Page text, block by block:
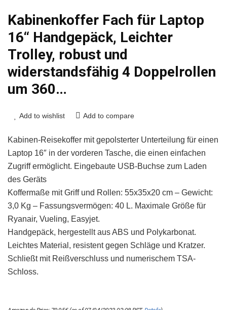
Kabinenkoffer Fach für Laptop
16‘‘ Handgepäck, Leichter
Trolley, robust und
widerstandsfähig 4 Doppelrollen
um 360…
Add to wishlist Add to compare
Kabinen-Reisekoffer mit gepolsterter Unterteilung für einen
Laptop 16″ in der vorderen Tasche, die einen einfachen
Zugriff ermöglicht. Eingebaute USB-Buchse zum Laden
des Geräts
Koffermaße mit Griff und Rollen: 55x35x20 cm – Gewicht:
3,0 Kg – Fassungsvermögen: 40 L. Maximale Größe für
Ryanair, Vueling, Easyjet.
Handgepäck, hergestellt aus ABS und Polykarbonat.
Leichtes Material, resistent gegen Schläge und Kratzer.
Schließt mit Reißverschluss und numerischem TSA-
Schloss.